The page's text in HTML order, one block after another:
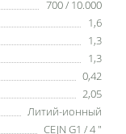
700 / 10.000
1,6
1,3
1,3
0,42
2,05
Литий-ионный
CEJN G1 / 4 "